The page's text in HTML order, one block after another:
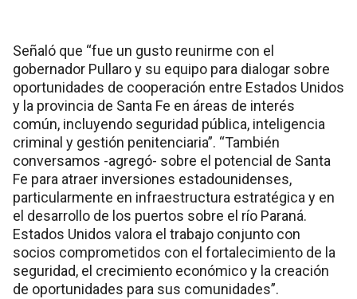
Señaló que “fue un gusto reunirme con el
gobernador Pullaro y su equipo para dialogar sobre
oportunidades de cooperación entre Estados Unidos
y la provincia de Santa Fe en áreas de interés
común, incluyendo seguridad pública, inteligencia
criminal y gestión penitenciaria”. “También
conversamos -agregó- sobre el potencial de Santa
Fe para atraer inversiones estadounidenses,
particularmente en infraestructura estratégica y en
el desarrollo de los puertos sobre el río Paraná.
Estados Unidos valora el trabajo conjunto con
socios comprometidos con el fortalecimiento de la
seguridad, el crecimiento económico y la creación
de oportunidades para sus comunidades”.